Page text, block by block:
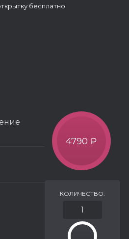
бесплатно
4790 ₽
КОЛИЧЕСТВО: